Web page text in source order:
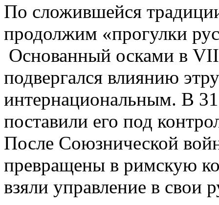
По сложившейся
продолжим «прогулки
Основанный осками в
подвергался влиянию
интернациональным. В
поставили его под
После Союзнической
превращены в римскую
взяли управление в свои